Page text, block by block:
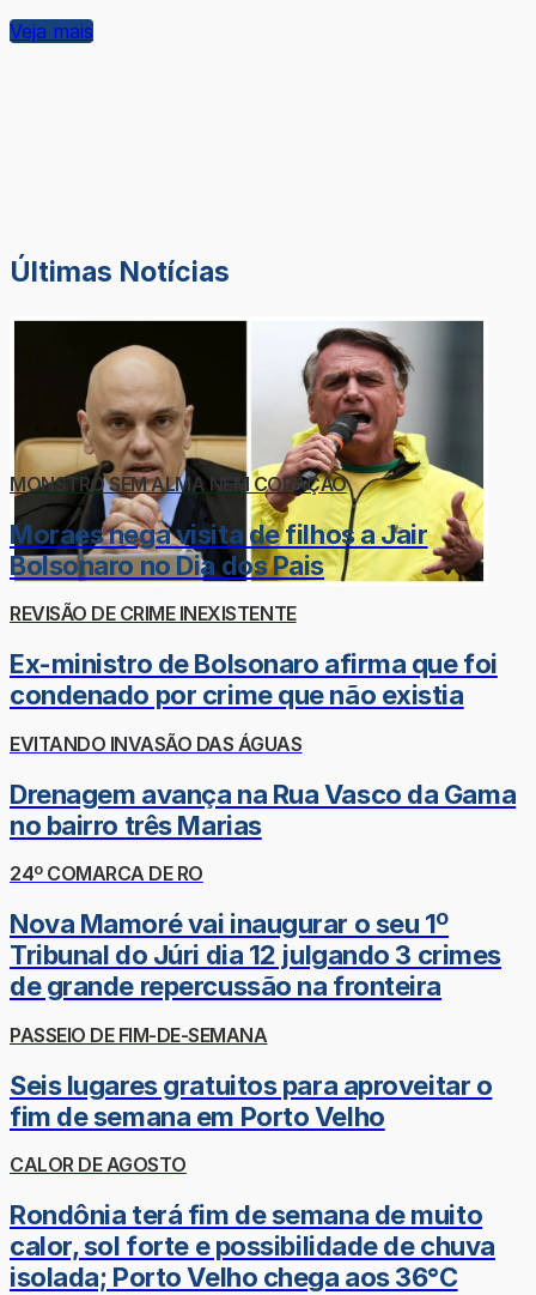
Veja mais
Últimas Notícias
MONSTRO SEM ALMA NEM CORAÇÃO
Moraes nega visita de filhos a Jair
Bolsonaro no Dia dos Pais
REVISÃO DE CRIME INEXISTENTE
Ex-ministro de Bolsonaro afirma que foi
condenado por crime que não existia
EVITANDO INVASÃO DAS ÁGUAS
Drenagem avança na Rua Vasco da Gama
no bairro três Marias
24º COMARCA DE RO
Nova Mamoré vai inaugurar o seu 1º
Tribunal do Júri dia 12 julgando 3 crimes
de grande repercussão na fronteira
PASSEIO DE FIM-DE-SEMANA
Seis lugares gratuitos para aproveitar o
fim de semana em Porto Velho
CALOR DE AGOSTO
Rondônia terá fim de semana de muito
calor, sol forte e possibilidade de chuva
isolada; Porto Velho chega aos 36°C